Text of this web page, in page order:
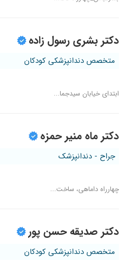
دکتر بشری رسول زاده
متخصص دندانپزشکی کودکان
ابتدای خیابان سیدجما...
دکتر ماه منیر حمزه
جراح - دندانپزشک
چهارراه داماهی، ساخت...
دکتر صدیقه حسن پور
متخصص دندانپزشکی کودکان